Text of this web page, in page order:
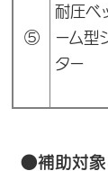
⑤
耐圧ベ
ーム型
ター
●補助対象